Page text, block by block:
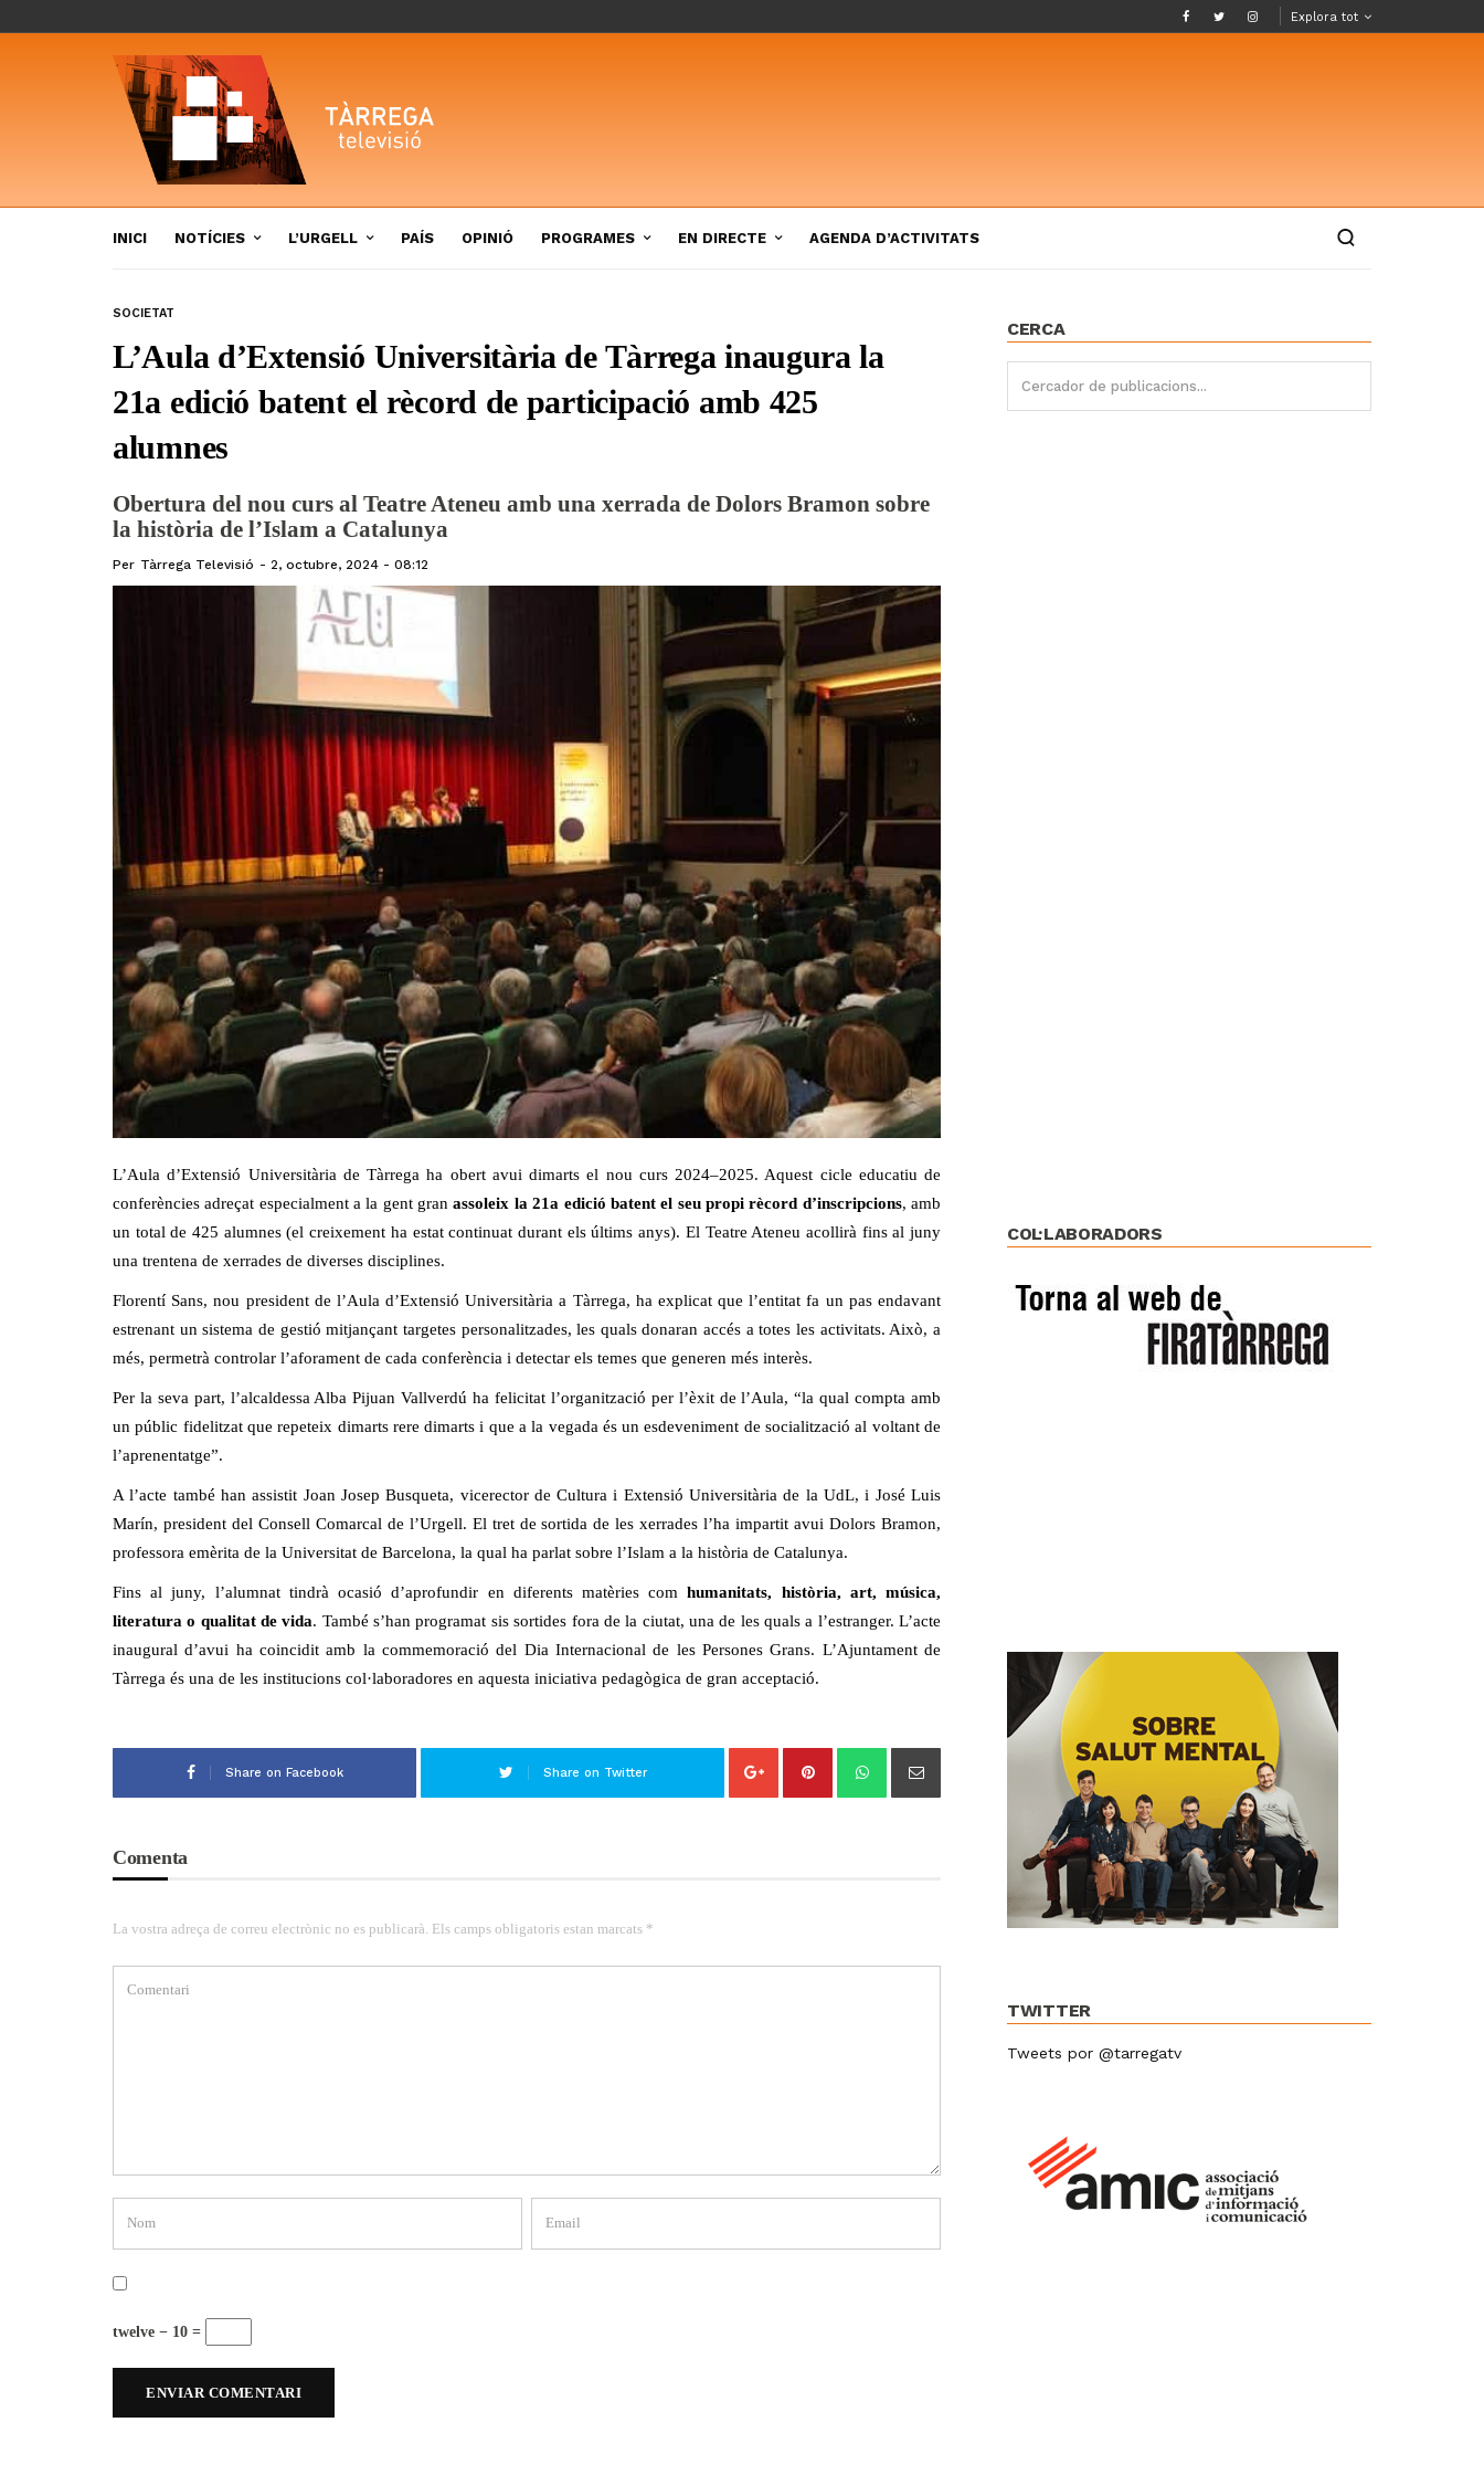
Explora tot
INICI NOTÍCIES L’URGELL PAÍS OPINIÓ PROGRAMES EN DIRECTE AGENDA D’ACTIVITATS
SOCIETAT
L’Aula d’Extensió Universitària de Tàrrega inaugura la
21a edició batent el rècord de participació amb 425
alumnes
Obertura del nou curs al Teatre Ateneu amb una xerrada de Dolors Bramon sobre
la història de l’Islam a Catalunya
Per Tàrrega Televisió 2, octubre, 2024 - 08:12
L’Aula d’Extensió Universitària de Tàrrega ha obert avui dimarts el nou curs 2024–2025. Aquest cicle educatiu de
conferències adreçat especialment a la gent granassoleix la 21a edició batent el seu propi rècord d’inscripcions, amb
un total de 425 alumnes (el creixement ha estat continuat durant els últims anys). El Teatre Ateneu acollirà fins al juny
una trentena de xerrades de diverses disciplines.
Florentí Sans, nou president de l’Aula d’Extensió Universitària a Tàrrega, ha explicat que l’entitat fa un pas endavant
estrenant un sistema de gestió mitjançant targetes personalitzades, les quals donaran accés a totes les activitats. Això, a
més, permetrà controlar l’aforament de cada conferència i detectar els temes que generen més interès.
Per la seva part, l’alcaldessa Alba Pijuan Vallverdú ha felicitat l’organització per l’èxit de l’Aula, “la qual compta amb
un públic fidelitzat que repeteix dimarts rere dimarts i que a la vegada és un esdeveniment de socialització al voltant de
l’aprenentatge”.
A l’acte també han assistit Joan Josep Busqueta, vicerector de Cultura i Extensió Universitària de la UdL, i José Luis
Marín, president del Consell Comarcal de l’Urgell. El tret de sortida de les xerrades l’ha impartit avui Dolors Bramon,
professora emèrita de la Universitat de Barcelona, la qual ha parlat sobre l’Islam a la història de Catalunya.
Fins al juny, l’alumnat tindrà ocasió d’aprofundir en diferents matèries comhumanitats, història, art, música,
literatura o qualitat de vida. També s’han programat sis sortides fora de la ciutat, una de les quals a l’estranger. L’acte
inaugural d’avui ha coincidit amb la commemoració del Dia Internacional de les Persones Grans. L’Ajuntament de
Tàrrega és una de les institucions col·laboradores en aquesta iniciativa pedagògica de gran acceptació.
Share on Facebook Share on Twitter
Comenta
La vostra adreça de correu electrònic no es publicarà. Els camps obligatoris estan marcats *
twelve − 10 =
CERCA
COL·LABORADORS
TWITTER
Tweets por @tarregatv